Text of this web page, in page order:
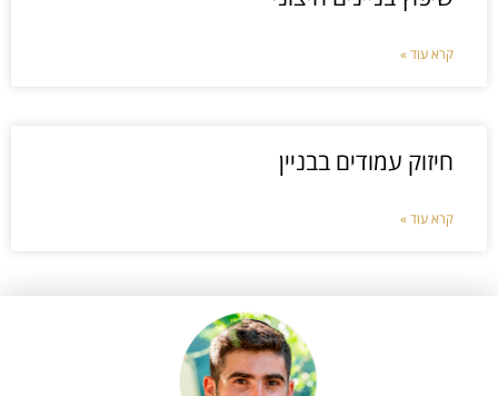
קרא עוד »
חיזוק עמודים בבניין
קרא עוד »